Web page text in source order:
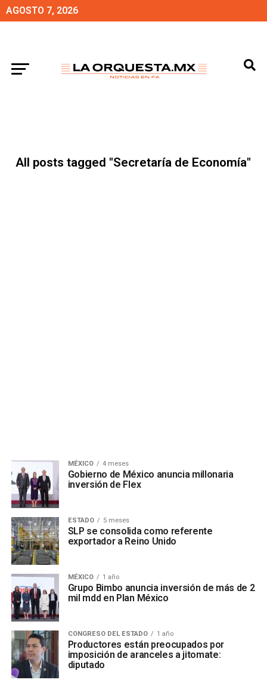
AGOSTO 7, 2026
All posts tagged "Secretaría de Economía"
MÉXICO 4 meses
Gobierno de México anuncia millonaria
inversión de Flex
ESTADO 5 meses
SLP se consolida como referente
exportador a Reino Unido
MÉXICO 1 año
Grupo Bimbo anuncia inversión de más de 2
mil mdd en Plan México
CONGRESO DEL ESTADO 1 año
Productores están preocupados por
imposición de aranceles a jitomate:
diputado